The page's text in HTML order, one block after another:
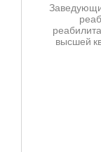
высшей